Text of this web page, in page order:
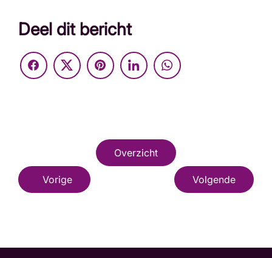
Deel dit bericht
Overzicht
Vorige Volgende